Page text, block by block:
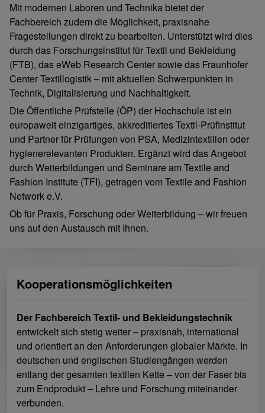
Mit modernen Laboren und Technika bietet der
Fachbereich zudem die Möglichkeit, praxisnahe
Fragestellungen direkt zu bearbeiten. Unterstützt wird dies
durch das Forschungsinstitut für Textil und Bekleidung
(FTB), das eWeb Research Center sowie das Fraunhofer
Center Textillogistik – mit aktuellen Schwerpunkten in
Technik, Digitalisierung und Nachhaltigkeit.
Die Öffentliche Prüfstelle (ÖP) der Hochschule ist ein
europaweit einzigartiges, akkreditiertes Textil-Prüfinstitut
und Partner für Prüfungen von PSA, Medizintextilien oder
hygienerelevanten Produkten. Ergänzt wird das Angebot
durch Weiterbildungen und Seminare am Textile and
Fashion Institute (TFI), getragen vom Textile and Fashion
Network e.V.
Ob für Praxis, Forschung oder Weiterbildung – wir freuen
uns auf den Austausch mit Ihnen.
Kooperationsmöglichkeiten
Der Fachbereich Textil- und Bekleidungstechnik
entwickelt sich stetig weiter – praxisnah, international
und orientiert an den Anforderungen globaler Märkte. In
deutschen und englischen Studiengängen werden
entlang der gesamten textilen Kette – von der Faser bis
zum Endprodukt – Lehre und Forschung miteinander
verbunden.